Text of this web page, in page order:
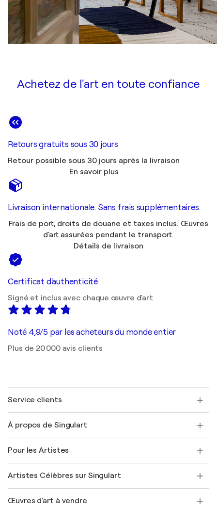
Achetez de l'art en toute confiance
Retours gratuits sous 30 jours
Retour possible sous 30 jours après la livraison
En savoir plus
Livraison internationale. Sans frais supplémentaires.
Frais de port, droits de douane et taxes inclus. Œuvres
d'art assurées pendant le transport.
Détails de livraison
Certificat d'authenticité
Signé et inclus avec chaque œuvre d'art
Noté 4,9/5 par les acheteurs du monde entier
Plus de 20 000 avis clients
Service clients
Expédition
Offrir une carte cadeau
Rejoignez notre programme commercial
Mon compte
+33 1 76 44 06 42
À propos de Singulart
FAQ
Magazine Singulart
Emplois
Découvrez une sélection d'art original
Pour les Artistes
Se connecter en tant qu'Artiste
Artistes Célèbres sur Singulart
Marc Chagall
Œuvres d'art à vendre